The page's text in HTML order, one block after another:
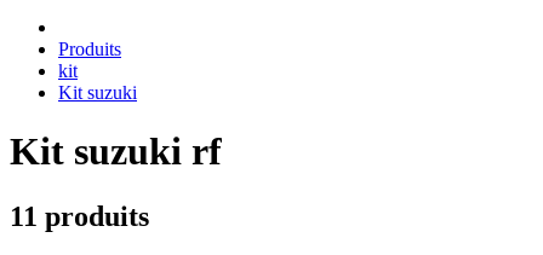
Produits
kit
Kit suzuki
Kit suzuki rf
11 produits